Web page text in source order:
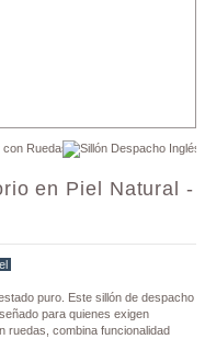
en Piel Natural -
puro. Este sillón de despacho
para quienes exigen
ruedas, combina funcionalidad